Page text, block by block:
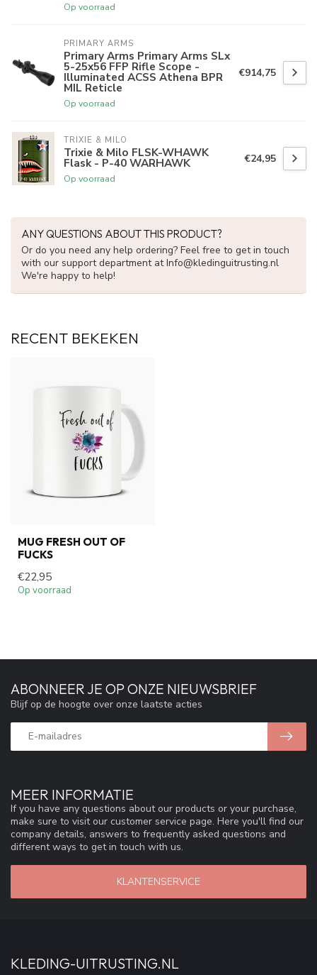
Op voorraad
PRIMARY ARMS
Primary Arms Primary Arms SLx
5-25x56 FFP Rifle Scope -
Illuminated ACSS Athena BPR
MIL Reticle
Op voorraad
€914,75
TRIXIE & MILO
Trixie & Milo FLSK-WHAWK
Flask - P-40 WARHAWK
Op voorraad
€24,95
ANY QUESTIONS ABOUT THIS PRODUCT?
Or do you need any help ordering? Feel free to get in touch
with our support department atInfo@kledinguitrusting.nl
We're happy to help!
RECENT BEKEKEN
MUG FRESH OUT OF
FUCKS
€22,95
Op voorraad
MEER INFORMATIE
If you have any questions about our products or your purchase,
make sure to visit our customer service page. Here you'll find our
company details, answers to frequently asked questions and
different ways to get in touch with us.
KLANTENSERVICE
ABONNEER JE OP ONZE NIEUWSBRIEF
Blijf op de hoogte over onze laatste acties
KLEDING-UITRUSTING.NL